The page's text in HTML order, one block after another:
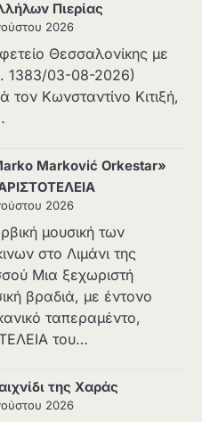
Πιερίας
2026
Θεσσαλονίκης με
1383/03-08-2026)
τον Κωνσταντίνο Κιτιξή,
Marković Orkestar»
2026
μουσική των
στο Λιμάνι της
Μια ξεχωριστή
βραδιά, με έντονο
ταπεραμέντο,
του…
της Χαράς
2026